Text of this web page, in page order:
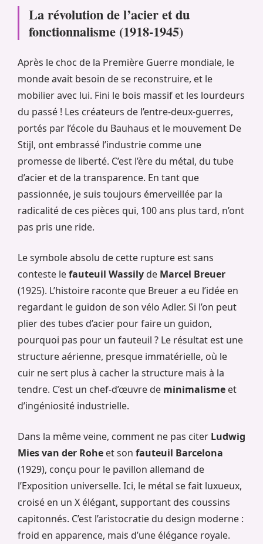
La révolution de l’acier et du
fonctionnalisme (1918-1945)
Après le choc de la Première Guerre mondiale, le
monde avait besoin de se reconstruire, et le
mobilier avec lui. Fini le bois massif et les lourdeurs
du passé ! Les créateurs de l’entre-deux-guerres,
portés par l’école du Bauhaus et le mouvement De
Stijl, ont embrassé l’industrie comme une
promesse de liberté. C’est l’ère du métal, du tube
d’acier et de la transparence. En tant que
passionnée, je suis toujours émerveillée par la
radicalité de ces pièces qui, 100 ans plus tard, n’ont
pas pris une ride.
Le symbole absolu de cette rupture est sans
conteste lefauteuil Wassily de Marcel Breuer
(1925). L’histoire raconte que Breuer a eu l’idée en
regardant le guidon de son vélo Adler. Si l’on peut
plier des tubes d’acier pour faire un guidon,
pourquoi pas pour un fauteuil ? Le résultat est une
structure aérienne, presque immatérielle, où le
cuir ne sert plus à cacher la structure mais à la
tendre. C’est un chef-d’œuvre de minimalisme et
d’ingéniosité industrielle.
Dans la même veine, comment ne pas citer Ludwig
Mies van der Rohe et son fauteuil Barcelona
(1929), conçu pour le pavillon allemand de
l’Exposition universelle. Ici, le métal se fait luxueux,
croisé en un X élégant, supportant des coussins
capitonnés. C’est l’aristocratie du design moderne :
froid en apparence, mais d’une élégance royale.